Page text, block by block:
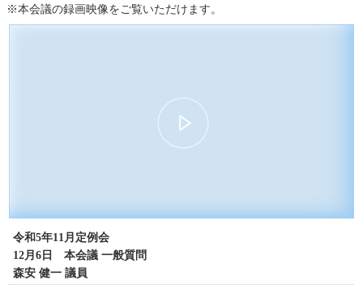
※本会議の録画映像をご覧いただけます。
令和5年11月定例会
12月6日 本会議 一般質問
森安 健一 議員